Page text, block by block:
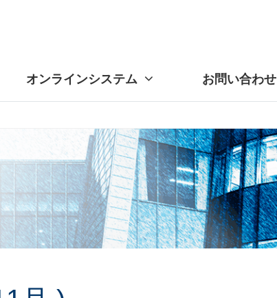
オンラインシステム お問い合わせ